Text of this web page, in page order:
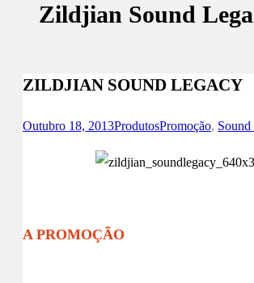
Notícias
Endorsers
Zildjian Sound
ZILDJIAN SOUND LEGACY
Outubro 18, 2013ProdutosPromoção,
A PROMOÇÃO